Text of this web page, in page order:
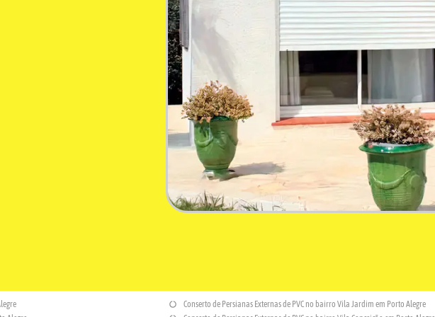
Conserto de Persianas Externas de PVC no bairro Vila Jardim em Porto Alegre